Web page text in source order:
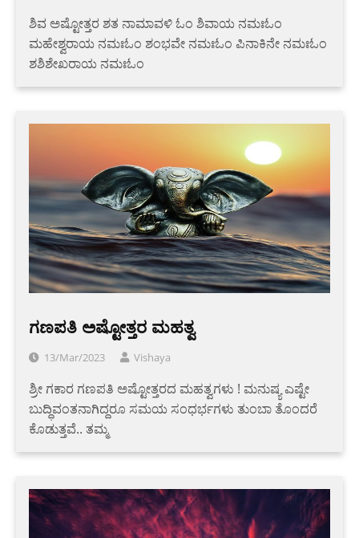
ಶಿವ ಅಷ್ಟೋತ್ತರ ಶತ ನಾಮಾವಳಿ ಓಂ ಶಿವಾಯ ನಮಃಓಂ
ಮಹೇಶ್ವರಾಯ ನಮಃಓಂ ಶಂಭವೇ ನಮಃಓಂ ಪಿನಾಕಿನೇ ನಮಃಓಂ
ಶಶಿಶೇಖರಾಯ ನಮಃಓಂ
ಗಣಪತಿ ಅಷ್ಟೋತ್ತರ ಮಹತ್ವ
13/Mar/2023 Vishaya
ಶ್ರೀ ಗಕಾರ ಗಣಪತಿ ಅಷ್ಟೋತ್ತರದ ಮಹತ್ವಗಳು ! ಮನುಷ್ಯ ಎಷ್ಟೇ
ಬುದ್ಧಿವಂತನಾಗಿದ್ದರೂ ಸಮಯ ಸಂಧರ್ಭಗಳು ತುಂಬಾ ತೊಂದರೆ
ಕೊಡುತ್ತವೆ.. ತಮ್ಮ